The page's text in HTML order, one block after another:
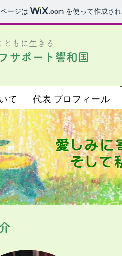
ージは .com を使って作成さ
ともに生きる
サポート響和国
て 代表 プロフィール
ホーム